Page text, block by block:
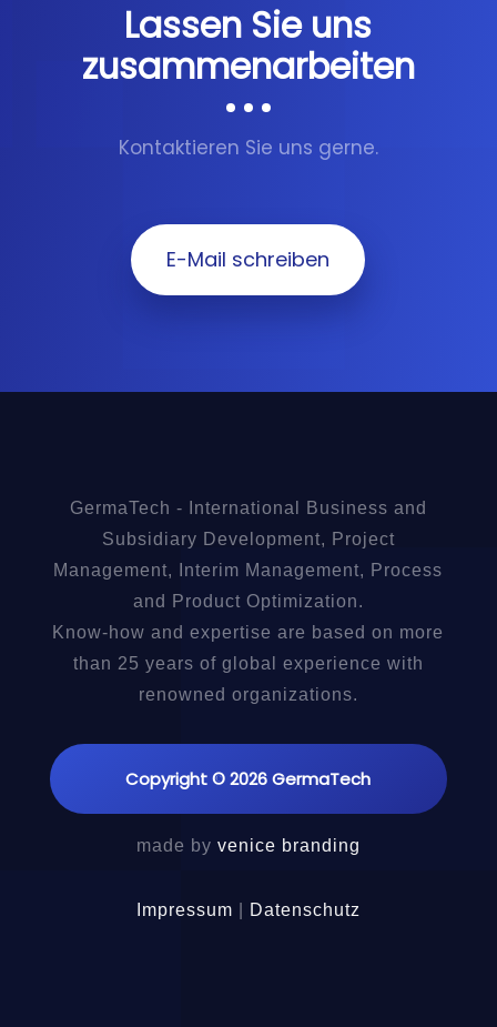
Lassen Sie uns
zusammenarbeiten
Kontaktieren Sie uns gerne.
E-Mail schreiben
GermaTech - International Business and
Subsidiary Development, Project
Management, Interim Management, Process
and Product Optimization.
Know-how and expertise are based on more
than 25 years of global experience with
renowned organizations.
Copyright © 2026 GermaTech
made by venice branding
Impressum Datenschutz